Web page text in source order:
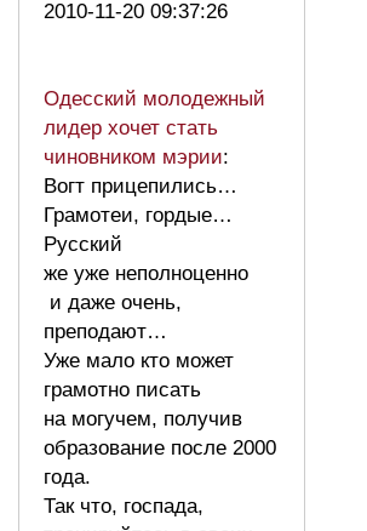
2010-11-20 09:37:26
Одесский молодежный
лидер хочет стать
чиновником мэрии:
Вогт прицепились…
Грамотеи, гордые…
Русский
же уже неполноценно
и даже очень,
преподают…
Уже мало кто может
грамотно писать
на могучем, получив
образование после 2000
года.
Так что, госпада,